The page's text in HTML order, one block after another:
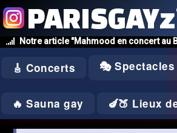
Notre article "Mahmood en concert au
🎸 Concerts 🎭 Spectacles
🔥 Sauna gay 🍆🍑 Lieux